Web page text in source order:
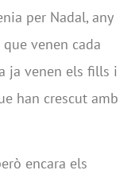
per Nadal, any
venen cada
ja venen els fills i
han crescut amb
encara els